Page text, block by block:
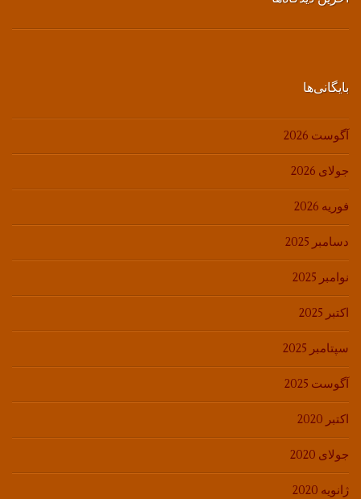
بایگانی‌ها
آگوست 2026
جولای 2026
فوریه 2026
دسامبر 2025
نوامبر 2025
اکتبر 2025
سپتامبر 2025
آگوست 2025
اکتبر 2020
جولای 2020
ژانویه 2020